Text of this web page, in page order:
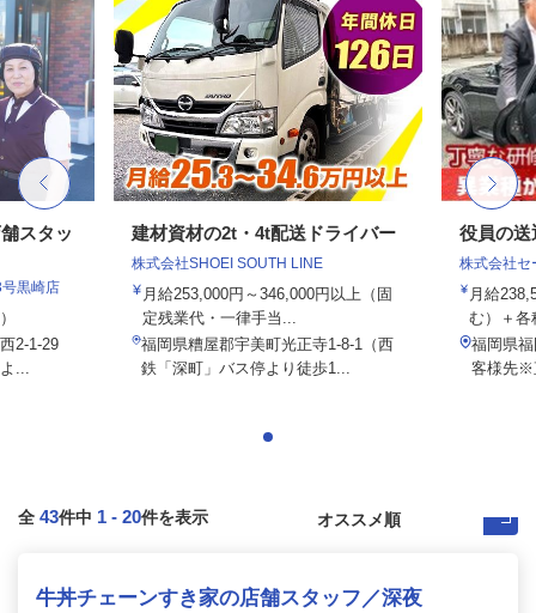
スタッ
黒崎店
2-1-29
...
建材資材の2t・4t配送ドライバー
株式会社SHOEI SOUTH LINE
月給253,000円～346,000円以上（固
定残業代・一律手当...
福岡県糟屋郡宇美町光正寺1-8-1（西
鉄「深町」バス停より徒歩1...
役員の送
株式会社
月給
む）＋各
福岡県
客様先※
全 43件中 1 - 20件を表示
牛丼チェーンすき家の店舗スタッフ／深夜